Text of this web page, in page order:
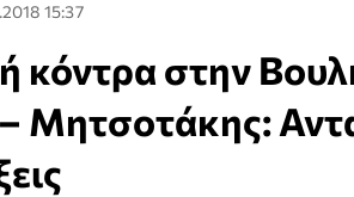
15:37
κόντρα στην
Μητσοτάκης: